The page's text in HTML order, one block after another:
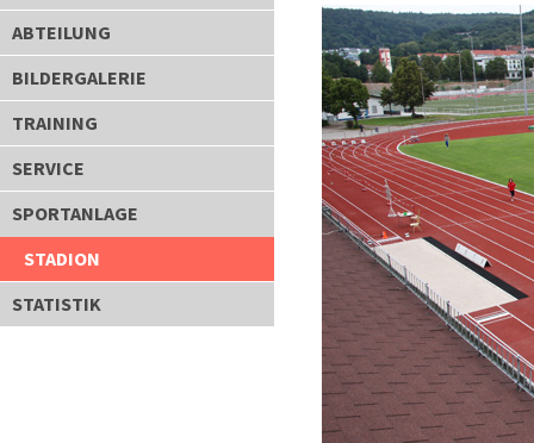
ABTEILUNG
BILDERGALERIE
TRAINING
SERVICE
SPORTANLAGE
STADION
STATISTIK